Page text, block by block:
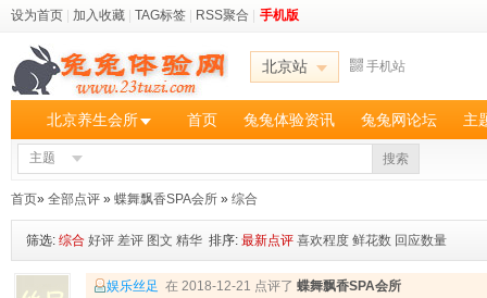
设为首页 加入收藏 TAG标签 RSS聚合 手机版
北京站 手机站
北京养生会所 首页 兔兔体验资讯 兔兔网论坛 主
主题 搜索
首页» 全部点评 » 蝶舞飘香SPA会所 » 综合
筛选: 综合 好评 差评 图文 精华 排序: 最新点评 喜欢程度 鲜花数 回应数量
娱乐丝足 在 2018-12-21 点评了 蝶舞飘香SPA会所